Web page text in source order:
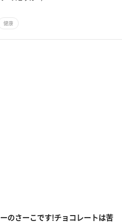
健康
のさーこです!チョコレートは苦